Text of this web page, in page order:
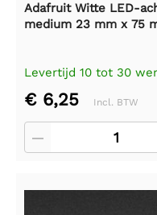
Adafruit Witte LED-
medium 23 mm x 75
Levertijd 10 tot 30
€ 6,25 Incl. BTW